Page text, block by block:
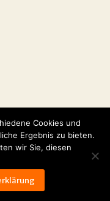
Cookies und
Ergebnis zu bieten.
wir Sie, diesen